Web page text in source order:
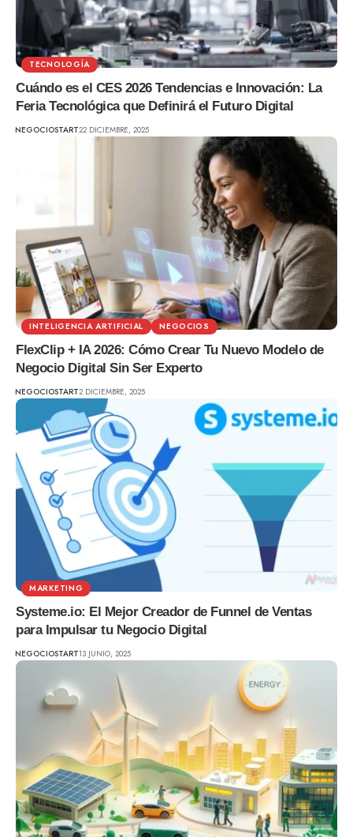
TECNOLOGÍA
Cuándo es el CES 2026 Tendencias e Innovación: La
Feria Tecnológica que Definirá el Futuro Digital
NEGOCIOSTART22 DICIEMBRE, 2025
INTELIGENCIA ARTIFICIAL NEGOCIOS
FlexClip + IA 2026: Cómo Crear Tu Nuevo Modelo de
Negocio Digital Sin Ser Experto
NEGOCIOSTART2 DICIEMBRE, 2025
MARKETING
Systeme.io: El Mejor Creador de Funnel de Ventas
para Impulsar tu Negocio Digital
NEGOCIOSTART13 JUNIO, 2025